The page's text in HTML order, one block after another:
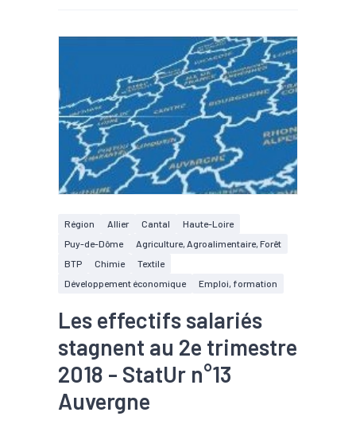
Région Allier Cantal
Haute-Loire
Puy-de-Dôme
Agriculture, Agroalimentaire, Forêt
BTP
Chimie
Textile
Développement économique
Emploi, formation
Les effectifs salariés
stagnent au 2e trimestre
2018 - StatUr n°13
Auvergne